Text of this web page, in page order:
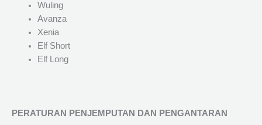
Wuling
Avanza
Xenia
Elf Short
Elf Long
PERATURAN PENJEMPUTAN DAN PENGANTARAN